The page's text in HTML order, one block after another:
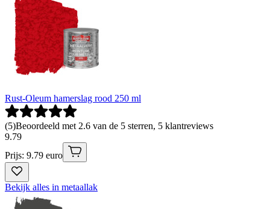
Rust-Oleum hamerslag rood 250 ml
(5)Beoordeeld met 2.6 van de 5 sterren, 5 klantreviews
9.79
Prijs: 9.79 euro
Bekijk alles in metaallak